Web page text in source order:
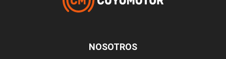
NOSOTROS